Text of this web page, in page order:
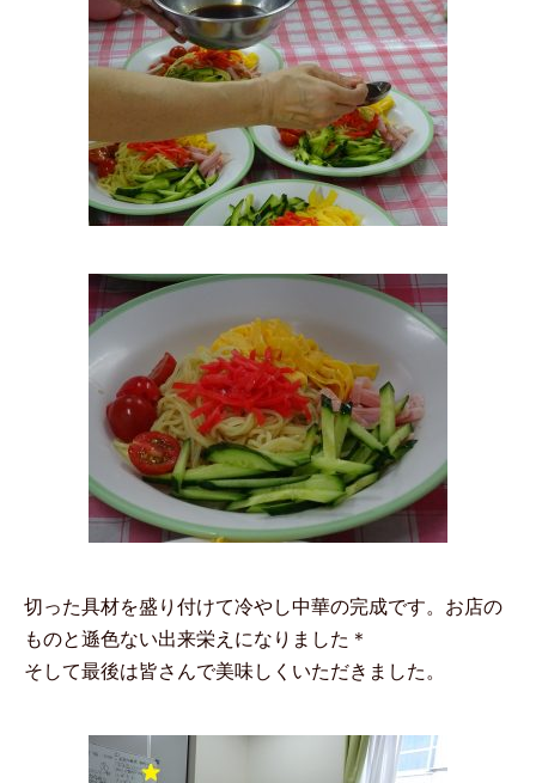
切った具材を盛り付けて冷やし中華の完成です。お店の
ものと遜色ない出来栄えになりました＊
そして最後は皆さんで美味しくいただきました。